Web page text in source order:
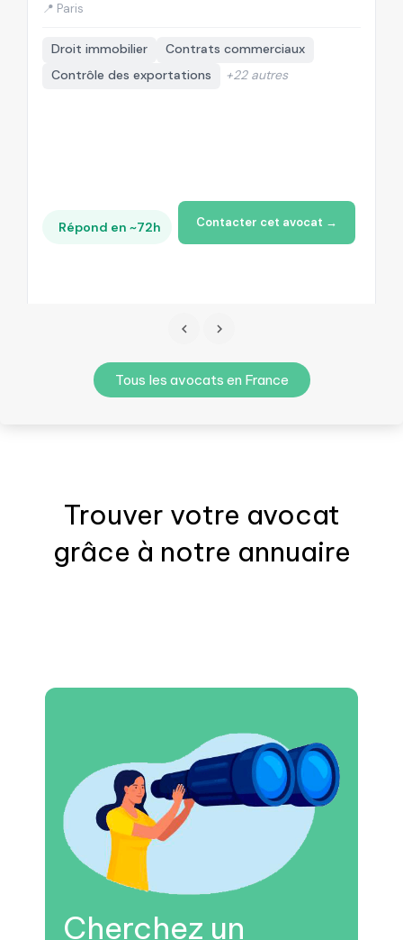
📍 Paris
Droit immobilier
Contrats commerciaux
Contrôle des exportations
+22 autres
Répond en ~72h Contacter cet avocat →
Tous les avocats en France
Trouver votre avocat
grâce à notre annuaire
Cherchez un